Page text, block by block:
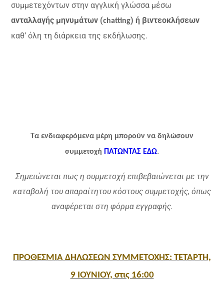
συμμετεχόντων στην αγγλική γλώσσα μέσω
ανταλλαγής μηνυμάτων (chatting) ή βιντεοκλήσεων
καθ’ όλη τη διάρκεια της εκδήλωσης.
Τα ενδιαφερόμενα μέρη μπορούν να δηλώσουν
συμμετοχή ΠΑΤΩΝΤΑΣ ΕΔΩ.
Σημειώνεται πως η συμμετοχή επιβεβαιώνεται με την
καταβολή του απαραίτητου κόστους συμμετοχής, όπως
αναφέρεται στη φόρμα εγγραφής.
ΠΡΟΘΕΣΜΙΑ ΔΗΛΩΣΕΩΝ ΣΥΜΜΕΤΟΧΗΣ: ΤΕΤΑΡΤΗ,
9 ΙΟΥΝΙΟΥ, στις 16:00